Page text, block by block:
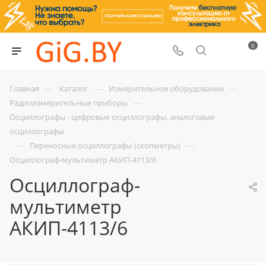
0
Главная — Каталог — Измерительное оборудование —
Радиоизмерительные приборы —
Осциллографы - цифровые осциллографы, аналоговые
осциллографы
— Переносные осциллографы (скопметры) —
Осциллограф-мультиметр АКИП-4113/6
Осциллограф-
мультиметр
АКИП-4113/6